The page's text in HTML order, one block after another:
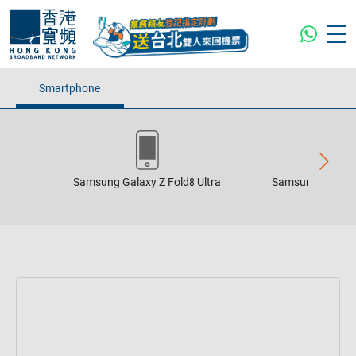
Smartphone
Samsung Galaxy Z Fold8 Ultra Samsung